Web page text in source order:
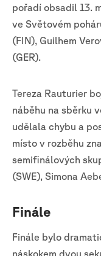
pořadí obsadil 13.
ve Světovém
(FIN), Guilhem
(GER).
Tereza Rauturier
náběhu na sběrku
udělala chybu a
místo v rozběhu
semifinálových
(SWE), Simona
Finále
Finále bylo
náskokem dvou